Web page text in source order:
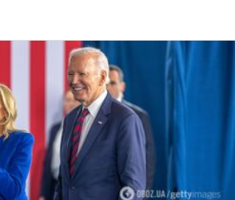
Джо Байдена назвала
сигналізував про його
цьому належної уваги
т.